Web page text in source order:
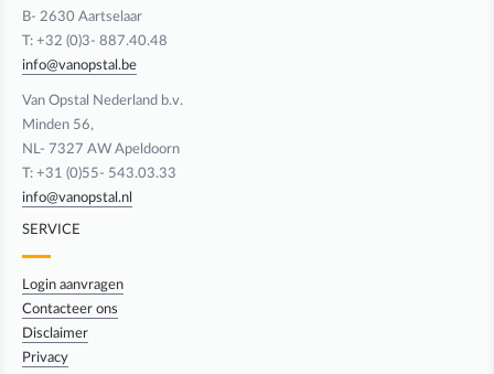
B- 2630 Aartselaar
T: +32 (0)3- 887.40.48
info@vanopstal.be
Van Opstal Nederland b.v.
Minden 56,
NL- 7327 AW Apeldoorn
T: +31 (0)55- 543.03.33
info@vanopstal.nl
SERVICE
Login aanvragen
Contacteer ons
Disclaimer
Privacy